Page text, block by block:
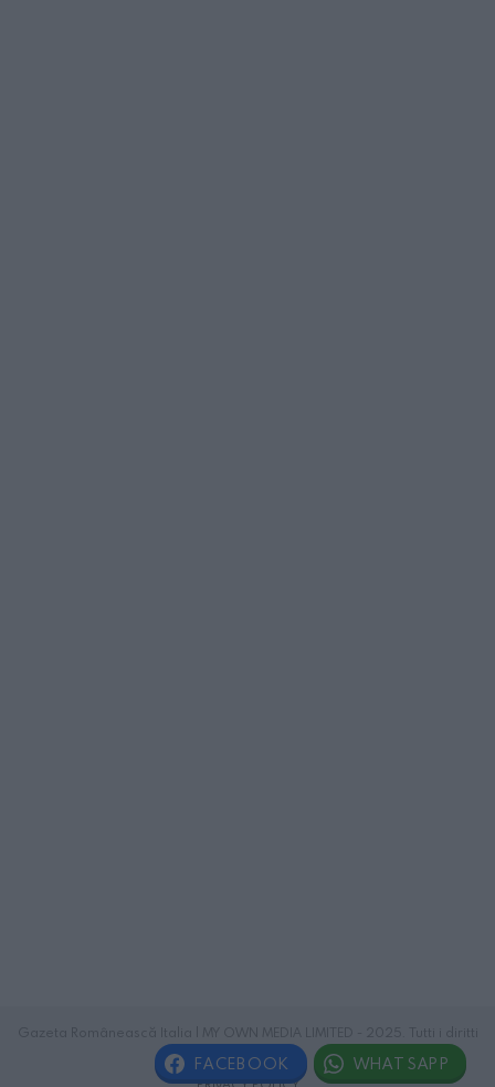
riservati.
FACEBOOK WHATSAPP